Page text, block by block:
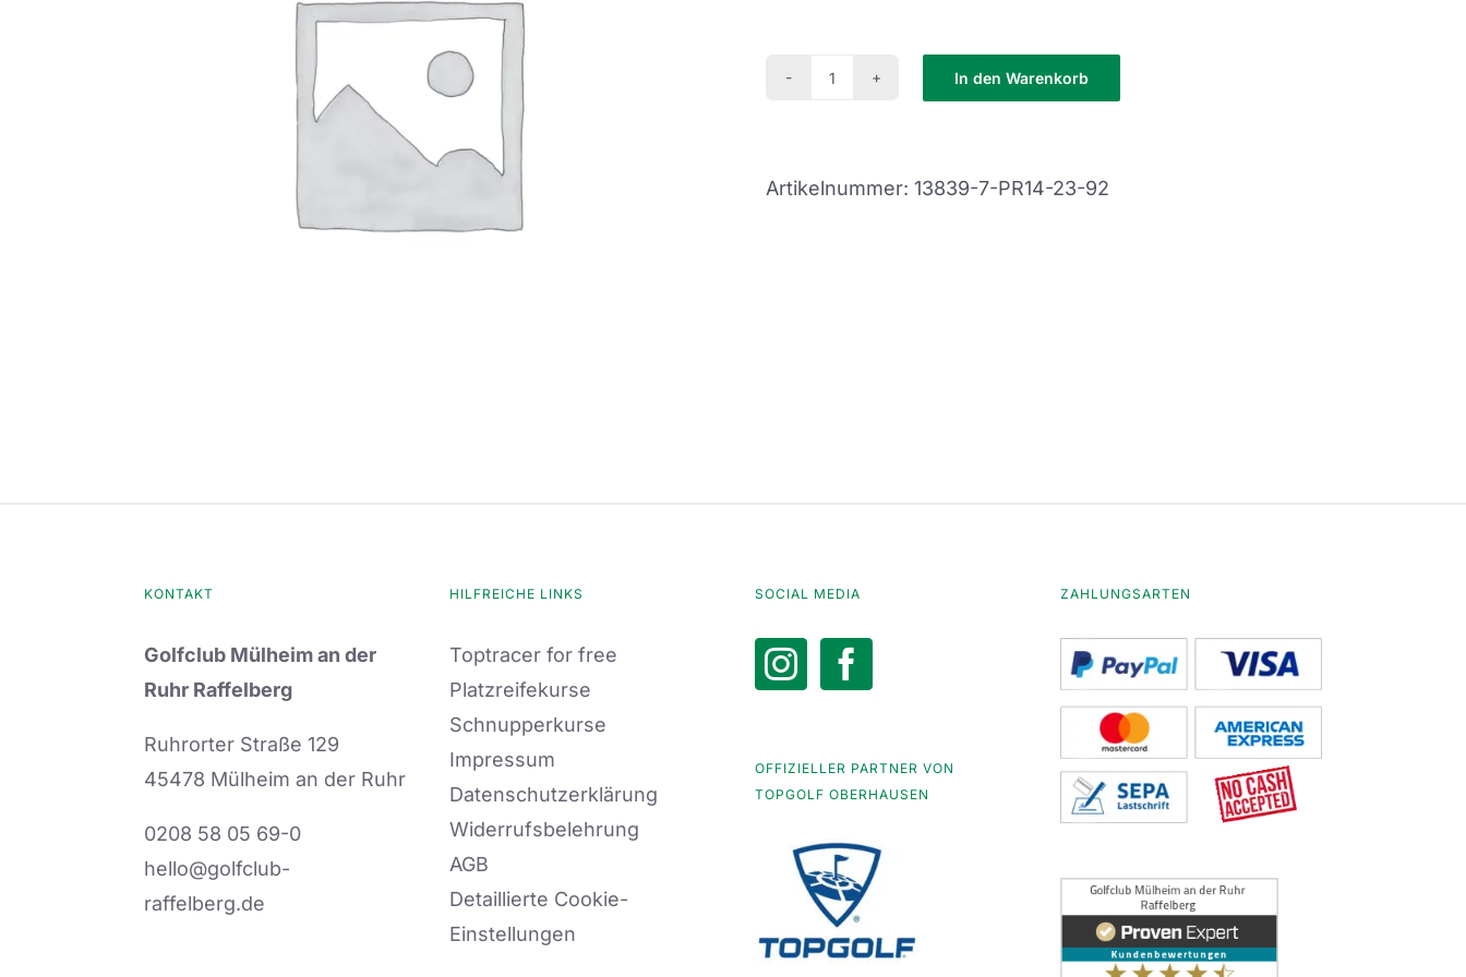
Menge
In den Warenkorb
Artikelnummer: 13839-7-PR14-23-92
KONTAKT
Golfclub Mülheim an der
Ruhr Raffelberg
Ruhrorter Straße 129
45478 Mülheim an der Ruhr
0208 58 05 69-0
hello@golfclub-
raffelberg.de
HILFREICHE LINKS
Toptracer for free
Platzreifekurse
Schnupperkurse
Impressum
Datenschutzerklärung
Widerrufsbelehrung
AGB
Detaillierte Cookie-
Einstellungen
SOCIAL MEDIA
OFFIZIELLER PARTNER VON
TOPGOLF OBERHAUSEN
ZAHLUNGSARTEN